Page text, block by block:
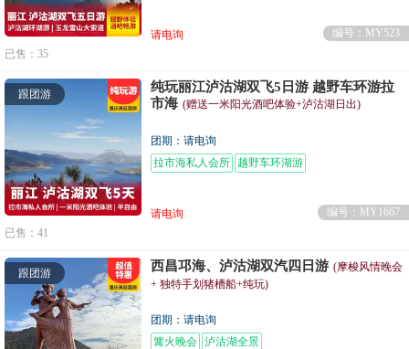
请电询
编号：MY523
已售：35
跟团游
纯玩丽江泸沽湖双飞5日游 越野车环游拉
市海 (赠送一米阳光酒吧体验+泸沽湖日出)
团期：请电询
拉市海私人会所
越野车环湖游
请电询
编号：MY1667
已售：41
跟团游 西昌邛海、泸沽湖双汽四日游 (摩梭风情晚会
+ 独特手划猪槽船+纯玩)
团期：请电询
篝火晚会 泸沽湖全景